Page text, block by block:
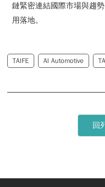
鏈緊密連結國際市場與趨
用落地。
TAIFE AI Automotive
回